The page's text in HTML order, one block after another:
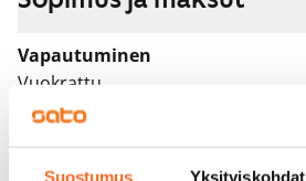
Suostumus Yksityiskohdat
Vapautuminen
Vuokrattu
Varallisuusrajat